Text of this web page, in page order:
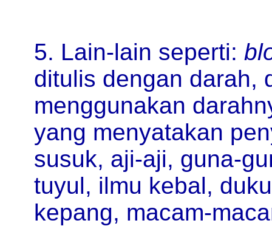
5. Lain-lain seperti:
ditulis dengan darah,
menggunakan
yang menyatakan
susuk, aji-aji, guna-
tuyul, ilmu kebal,
kepang, macam-